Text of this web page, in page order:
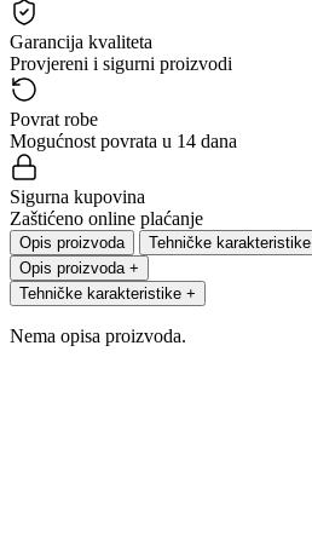
Garancija kvaliteta
Provjereni i sigurni proizvodi
Povrat robe
Mogućnost povrata u 14 dana
Sigurna kupovina
Zaštićeno online plaćanje
Opis proizvoda
Tehničke karakteristike
Opis proizvoda +
Tehničke karakteristike +
Nema opisa proizvoda.